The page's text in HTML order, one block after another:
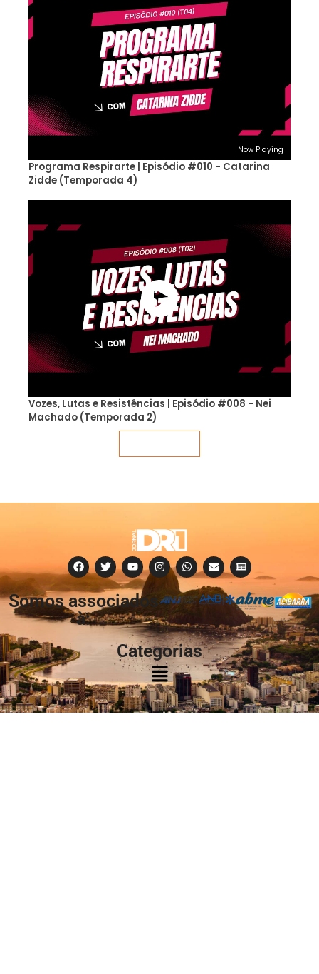
Now Playing
Programa Respirarte | Episódio #010 - Catarina
Zidde (Temporada 4)
Vozes, Lutas e Resistências | Episódio #008 - Nei
Machado (Temporada 2)
Somos associados
à:
Categorias